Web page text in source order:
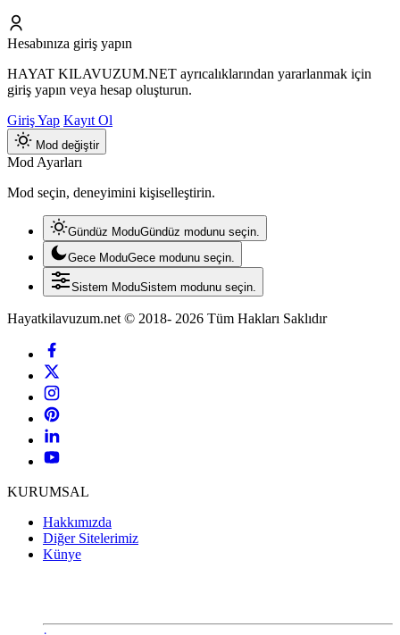
Hesabınıza giriş yapın
HAYAT KILAVUZUM.NET ayrıcalıklarından yararlanmak için
giriş yapın veya hesap oluşturun.
Giriş Yap Kayıt Ol
Mod değiştir
Mod Ayarları
Mod seçin, deneyimini kişiselleştirin.
Gündüz ModuGündüz modunu seçin.
Gece ModuGece modunu seçin.
Sistem ModuSistem modunu seçin.
Hayatkilavuzum.net © 2018- 2026 Tüm Hakları Saklıdır
KURUMSAL
Hakkımızda
Diğer Sitelerimiz
Künye